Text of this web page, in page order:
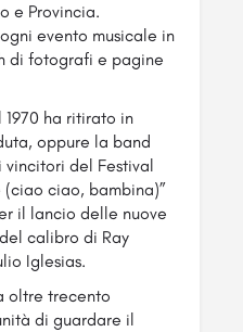
e Provincia.
evento musicale in
di fotografi e pagine
ha ritirato in
oppure la band
del Festival
ciao, bambina)”
il lancio delle nuove
calibro di Ray
Iglesias.
oltre trecento
di guardare il